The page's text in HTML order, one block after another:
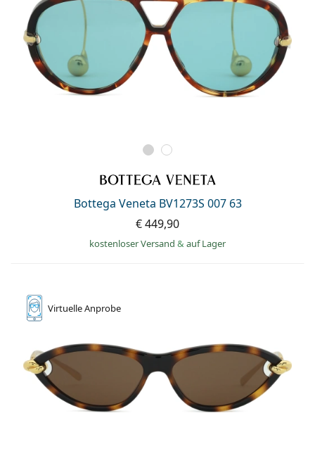
Bottega Veneta BV1273S 007 63
€ 449,90
kostenloser Versand & auf Lager
VirtuelleAnprobe